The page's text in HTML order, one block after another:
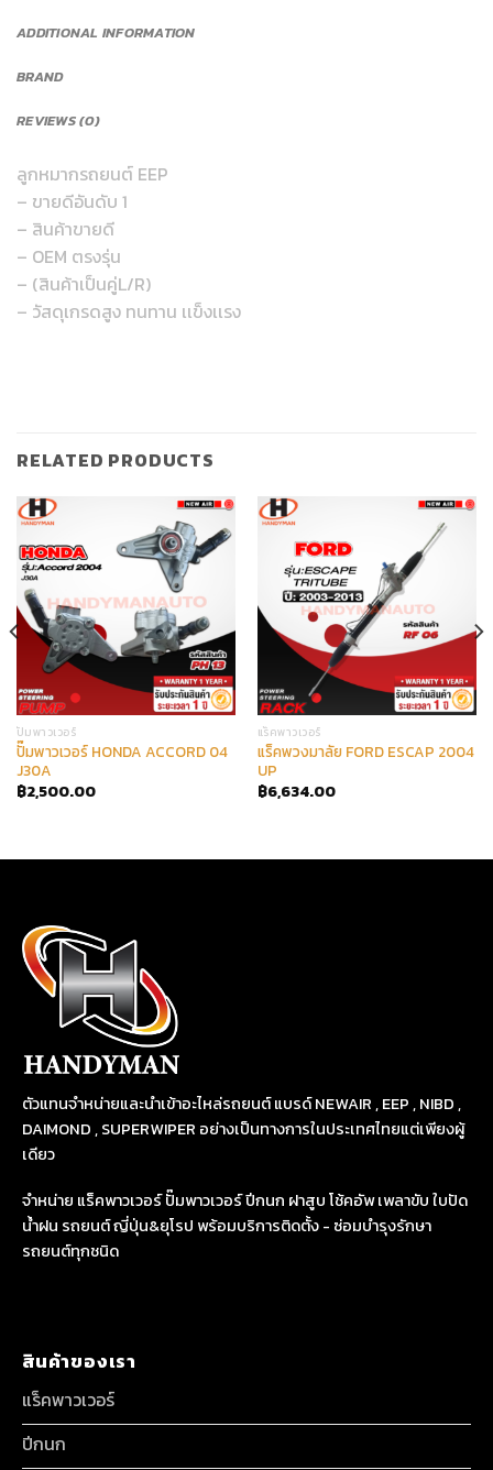
ADDITIONAL INFORMATION
BRAND
REVIEWS (0)
ลูกหมากรถยนต์ EEP
– ขายดีอันดับ 1
– สินค้าขายดี
– OEM ตรงรุ่น
– (สินค้าเป็นคู่L/R)
– วัสดุเกรดสูง ทนทาน เเข็งเเรง
RELATED PRODUCTS
ปั๊มพาวเวอร์
ปั๊มพาวเวอร์ HONDA ACCORD 04
J30A
฿2,500.00
แร็คพาวเวอร์
แร็คพวงมาลัย FORD ESCAP 2004
UP
฿6,634.00
ตัวแทนจำหน่ายและนำเข้าอะไหล่รถยนต์ แบรด์ NEWAIR , EEP , NIBD ,
DAIMOND , SUPERWIPER อย่างเป็นทางการในประเทศไทยแต่เพียงผู้
เดียว
จำหน่าย แร็คพาวเวอร์ ปั๊มพาวเวอร์ ปีกนก ฝาสูบ โช้คอัพ เพลาขับ ใบปัด
น้ำฝน รถยนต์ ญี่ปุ่น&ยุโรป พร้อมบริการติดตั้ง - ซ่อมบำรุงรักษา
รถยนต์ทุกชนิด
สินค้าของเรา
แร็คพาวเวอร์
ปีกนก